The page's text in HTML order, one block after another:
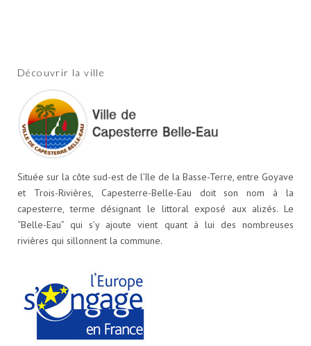
Découvrir la ville
Située sur la côte sud-est de l’île de la Basse-Terre, entre Goyave
et Trois-Rivières, Capesterre-Belle-Eau doit son nom à la
capesterre, terme désignant le littoral exposé aux alizés. Le
“Belle-Eau” qui s’y ajoute vient quant à lui des nombreuses
rivières qui sillonnent la commune.